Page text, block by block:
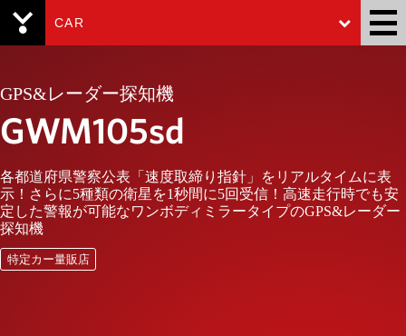
CAR
GPS&レーダー探知機
GWM105sd
各都道府県警察公表「速度取締り指針」をリアルタイムに表
示！さらに5種類の衛星を1秒間に5回受信！高速走行時でも安
定した警報が可能なワンボディミラータイプのGPS&レーダー
探知機
特定カー量販店